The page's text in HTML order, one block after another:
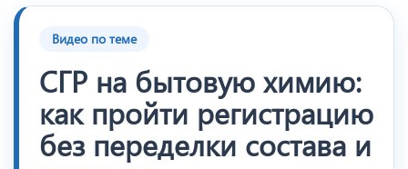
Видео по теме
СГР на бытовую химию:
как пройти регистрацию
без переделки состава и